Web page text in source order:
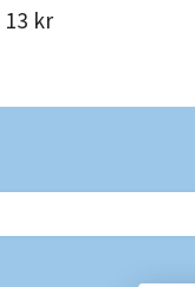
13 kr